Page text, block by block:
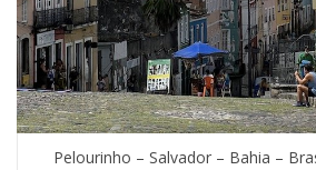
Pelourinho – Salvador – Bahia –